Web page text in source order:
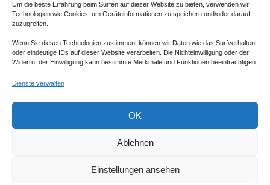
Um die beste Erfahrung beim Surfen auf dieser Website zu bieten, verwenden wir
Technologien wie Cookies, um Geräteinformationen zu speichern und/oder darauf
zuzugreifen.
Wenn Sie diesen Technologien zustimmen, können wir Daten wie das Surfverhalten
oder eindeutige IDs auf dieser Website verarbeiten. Die Nichteinwilligung oder der
Widerruf der Einwilligung kann bestimmte Merkmale und Funktionen beeinträchtigen.
Dienste verwalten
OK
Ablehnen
Einstellungen ansehen
Gastartikel
AGB
Sitemap
Awantego.com